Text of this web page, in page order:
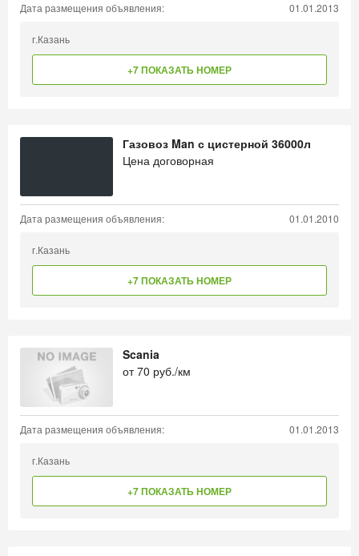
Дата размещения объявления: 01.01.2013
г.Казань
+7 ПОКАЗАТЬ НОМЕР
Газовоз Man с цистерной 36000л
Цена договорная
Дата размещения объявления: 01.01.2010
г.Казань
+7 ПОКАЗАТЬ НОМЕР
Scania
от70 руб./км
Дата размещения объявления: 01.01.2013
г.Казань
+7 ПОКАЗАТЬ НОМЕР